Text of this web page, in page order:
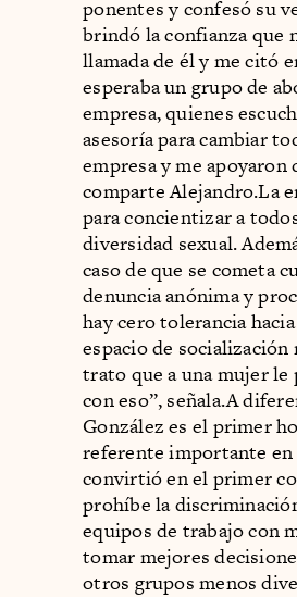
ponentes y confesó su
brindó la confianza que
llamada de él y me citó
esperaba un grupo de
empresa, quienes
asesoría para cambiar
empresa y me
comparte Alejandro.La
para concientizar a
diversidad sexual.
caso de que se cometa
denuncia anónima y
hay cero tolerancia
espacio de
trato que a una mujer le
con eso”, señala.A
González es el primer
referente importante en
convirtió en el primer
prohíbe la
equipos de trabajo con
tomar mejores
otros grupos menos